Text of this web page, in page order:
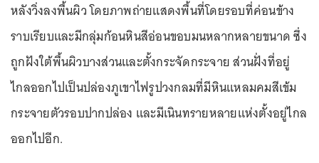
หลังวิ่งลงพื้นผิว โดยภาพถ่ายแสดงพื้นที่โดยรอบที่ค่อนข้าง
ราบเรียบและมีกลุ่มก้อนหินสีอ่อนขอบมนหลากหลายขนาด ซึ่ง
ถูกฝังใต้พื้นผิวบางส่วนและตั้งกระจัดกระจาย ส่วนฝั่งที่อยู่
ไกลออกไปเป็นปล่องภูเขาไฟรูปวงกลมที่มีหินแหลมคมสีเข้ม
กระจายตัวรอบปากปล่อง และมีเนินทรายหลายแห่งตั้งอยู่ไกล
ออกไปอีก.